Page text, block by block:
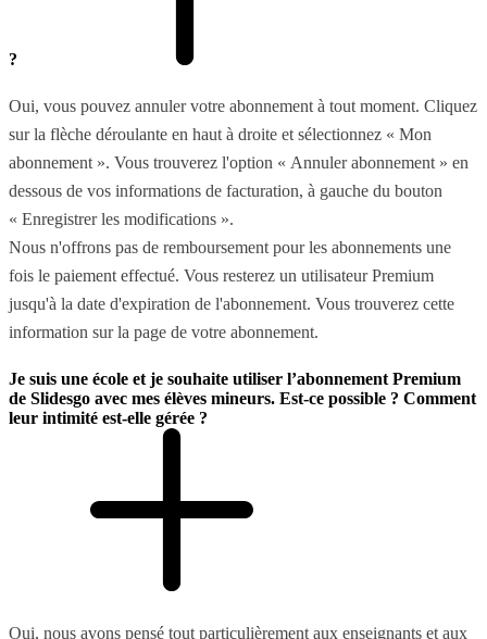
?
Oui, vous pouvez annuler votre abonnement à tout moment. Cliquez
sur la flèche déroulante en haut à droite et sélectionnez « Mon
abonnement ». Vous trouverez l'option « Annuler abonnement » en
dessous de vos informations de facturation, à gauche du bouton
« Enregistrer les modifications ».
Nous n'offrons pas de remboursement pour les abonnements une
fois le paiement effectué. Vous resterez un utilisateur Premium
jusqu'à la date d'expiration de l'abonnement. Vous trouverez cette
information sur la page de votre abonnement.
Je suis une école et je souhaite utiliser l’abonnement Premium
de Slidesgo avec mes élèves mineurs. Est-ce possible ? Comment
leur intimité est-elle gérée ?
Oui, nous avons pensé tout particulièrement aux enseignants et aux